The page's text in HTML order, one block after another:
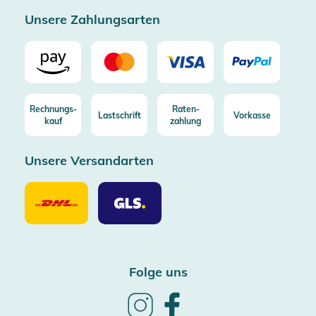
Unsere Zahlungsarten
Rechnungs-
kauf
Lastschrift
Raten-
zahlung
Vorkasse
Unsere Versandarten
Unsere
Versandarten
DHL
Unsere
Versandarten
GLS
Folge uns
Follow